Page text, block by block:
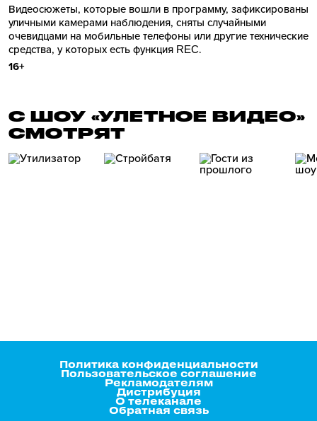
Видеосюжеты, которые вошли в программу, зафиксированы
уличными камерами наблюдения, сняты случайными
очевидцами на мобильные телефоны или другие технические
средства, у которых есть функция REC.
16+
С ШОУ «УЛЕТНОЕ ВИДЕО»
СМОТРЯТ
Политика конфиденциальности
Пользовательское соглашение
Рекламодателям
Дистрибуция
О телеканале
Обратная связь